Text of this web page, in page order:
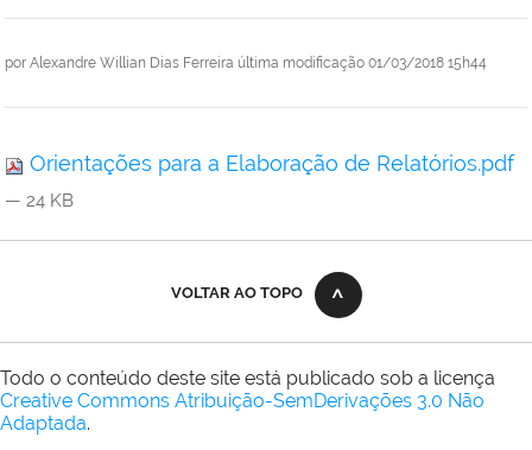
por Alexandre Willian Dias Ferreira última modificação 01/03/2018 15h44
Orientações para a Elaboração de Relatórios.pdf
— 24 KB
VOLTAR AO TOPO
Todo o conteúdo deste site está publicado sob a licença
Creative Commons Atribuição-SemDerivações 3.0 Não
Adaptada.